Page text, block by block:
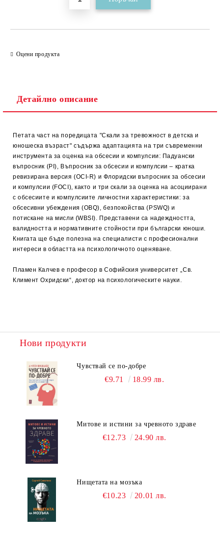
Оцени продукта
Детайлно описание
Петата част на поредицата "Скали за тревожност в детска и
юношеска възраст" съдържа адаптацията на три съвременни
инструмента за оценка на обсесии и компулсии: Падуански
въпросник (PI), Въпросник за обсесии и компулсии – кратка
ревизирана версия (OCI-R) и Флоридски въпросник за обсесии
и компулсии (FOCI), както и три скали за оценка на асоциирани
с обсесиите и компулсиите личностни характеристики: за
обсесивни убеждения (OBQ), безпокойства (PSWQ) и
потискане на мисли (WBSI). Представени са надеждността,
валидността и нормативните стойности при български юноши.
Книгата ще бъде полезна на специалисти с професионални
интереси в областта на психологичното оценяване.
Пламен Калчев е професор в Софийския университет „Св.
Климент Охридски“, доктор на психологическите науки.
Нови продукти
Чувствай се по-добре
€9.71 18.99 лв.
Митове и истини за чревното здраве
€12.73 24.90 лв.
Нищетата на мозъка
€10.23 20.01 лв.